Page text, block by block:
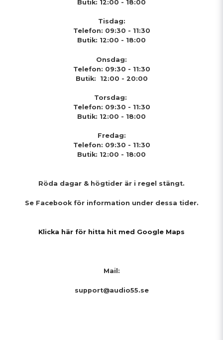
Butik: 12:00 - 18:00
Tisdag:
Telefon: 09:30 - 11:30
Butik: 12:00 - 18:00
Onsdag:
Telefon: 09:30 - 11:30
Butik: 12:00 - 20:00
Torsdag:
Telefon: 09:30 - 11:30
Butik: 12:00 - 18:00
Fredag:
Telefon: 09:30 - 11:30
Butik: 12:00 - 18:00
Röda dagar & högtider är i regel stängt.
Se Facebook för information under dessa tider.
Klicka här för hitta hit med Google Maps
Mail:
support@audio55.se